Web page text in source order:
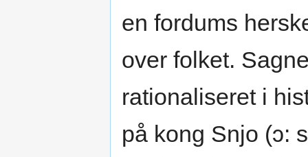
en fordums
over folket.
rationaliseret i
på kong Snjo (ɔ: